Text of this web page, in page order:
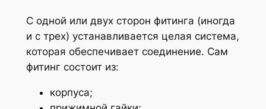
С одной или двух сторон фитинга (иногда
и с трех) устанавливается целая система,
которая обеспечивает соединение. Сам
фитинг состоит из:
корпуса;